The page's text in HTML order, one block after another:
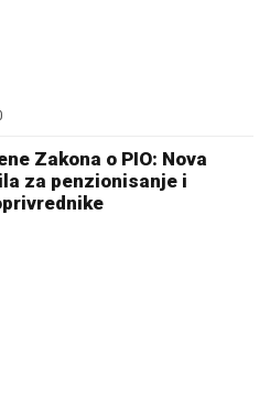
Zakona o PIO: Nova
za penzionisanje i